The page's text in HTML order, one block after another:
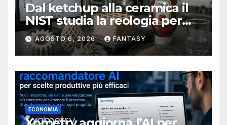
Dal ketchup alla ceramica il
NIST studia la reologia per
rendere più affidabile la
stampa 3D
AGOSTO 6, 2026 FANTASY
ECONOMIA